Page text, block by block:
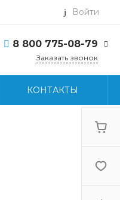
Войти
8 800 775-08-79
г. Москва, БЦ Вятский,
Заказать звонок
КОНТАКТЫ